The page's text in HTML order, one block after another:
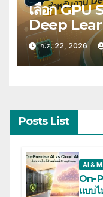
เลือก GPU
Deep
ก.ค. 22, 2026
Posts List
AI &
On-
แบบ